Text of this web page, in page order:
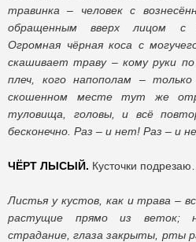
травинка – человек с
обращенным вверх лицом с
Огромная чёрная коса с
скашивает траву – кому руки
плеч, кого напополам –
скошенном месте тут же
туловища, головы, и всё
бесконечно. Раз – и нет! Раз – и
ЧЁРТ ЛЫСЫЙ. Кусточки подрезаю…
Листья у кустов, как и трава –
растущие прямо из веток;
страдание, глаза закрыты, рты